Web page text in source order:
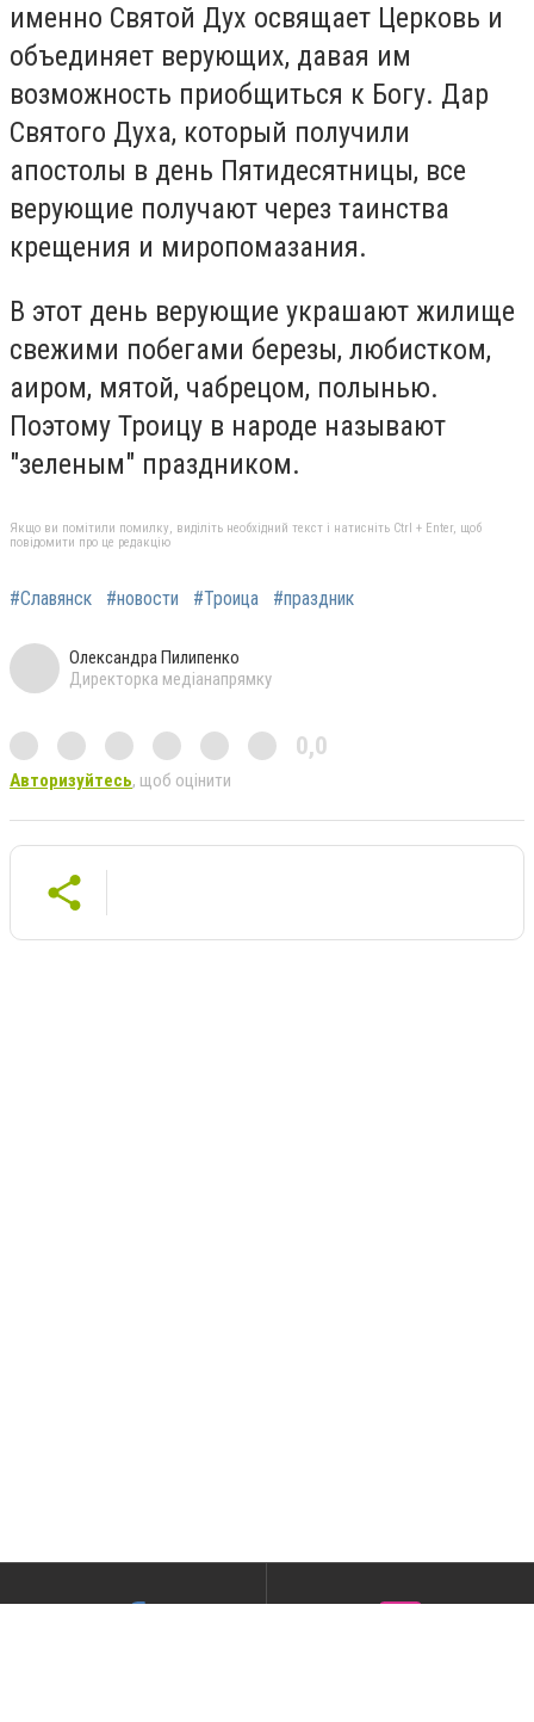
именно Святой Дух освящает Церковь и
объединяет верующих, давая им
возможность приобщиться к Богу. Дар
Святого Духа, который получили
апостолы в день Пятидесятницы, все
верующие получают через таинства
крещения и миропомазания.
В этот день верующие украшают жилище
свежими побегами березы, любистком,
аиром, мятой, чабрецом, полынью.
Поэтому Троицу в народе называют
"зеленым" праздником.
Якщо ви помітили помилку, виділіть необхідний текст і натисніть Ctrl + Enter, щоб
повідомити про це редакцію
#Славянск #новости #Троица #праздник
Олександра Пилипенко
Директорка медіанапрямку
0,0
Авторизуйтесь, щоб оцінити